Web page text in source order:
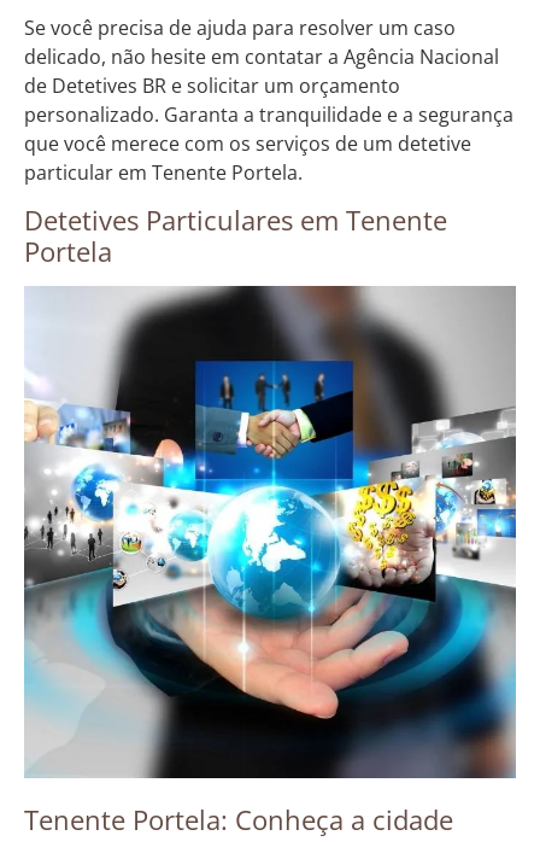
Se você precisa de ajuda para resolver um caso
delicado, não hesite em contatar a Agência Nacional
de Detetives BR e solicitar um orçamento
personalizado. Garanta a tranquilidade e a segurança
que você merece com os serviços de um detetive
particular em Tenente Portela.
Detetives Particulares em Tenente
Portela
Tenente Portela: Conheça a cidade